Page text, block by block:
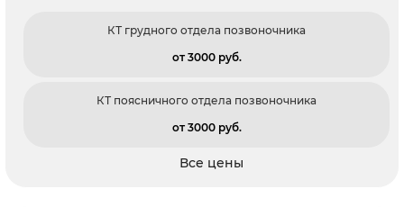
КТ грудного отдела позвоночника
от 3000 pуб.
КТ поясничного отдела позвоночника
от 3000 pуб.
Все цены